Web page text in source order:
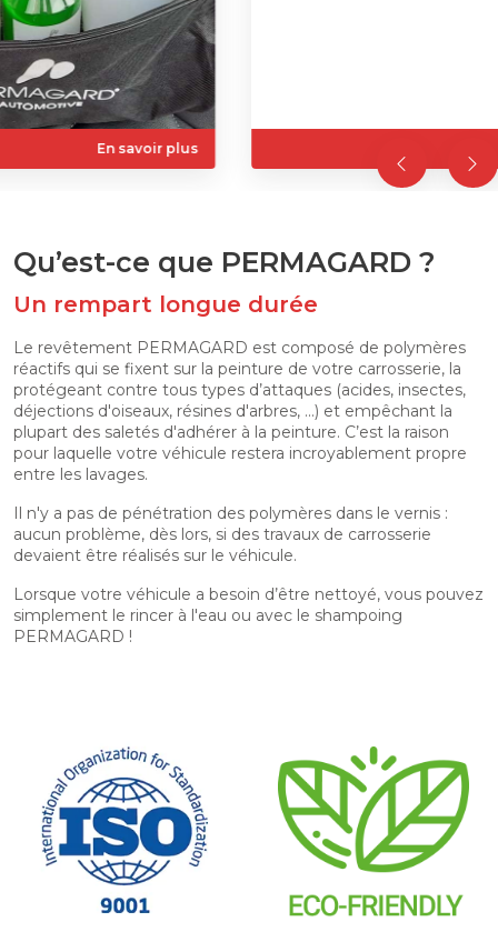
Qu’est-ce que PERMAGARD ?
Un rempart longue durée
Le revêtement PERMAGARD est composé de polymères
réactifs qui se fixent sur la peinture de votre carrosserie, la
protégeant contre tous types d’attaques (acides, insectes,
déjections d'oiseaux, résines d'arbres, ...) et empêchant la
plupart des saletés d'adhérer à la peinture. C’est la raison
pour laquelle votre véhicule restera incroyablement propre
entre les lavages.
Il n'y a pas de pénétration des polymères dans le vernis :
aucun problème, dès lors, si des travaux de carrosserie
devaient être réalisés sur le véhicule.
Lorsque votre véhicule a besoin d’être nettoyé, vous pouvez
simplement le rincer à l'eau ou avec le shampoing
PERMAGARD !